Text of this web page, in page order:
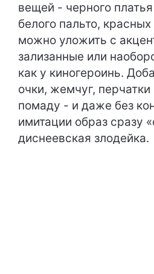
вещей - черного
белого пальто,
можно уложить с
зализанные или
как у киногероинь.
очки, жемчуг,
помаду - и даже без
имитации образ сразу
диснеевская злодейка.